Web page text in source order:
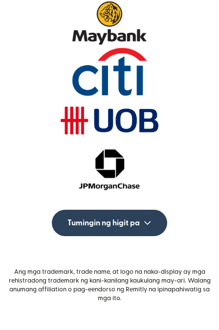
Tumingin ng higit pa
Ang mga trademark, trade name, at logo na naka-display ay mga
rehistradong trademark ng kani-kanilang kaukulang may-ari. Walang
anumang affiliation o pag-eendorso ng Remitly na ipinapahiwatig sa
mga ito.